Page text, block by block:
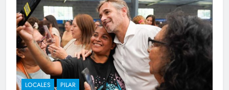
LOCALES PILAR